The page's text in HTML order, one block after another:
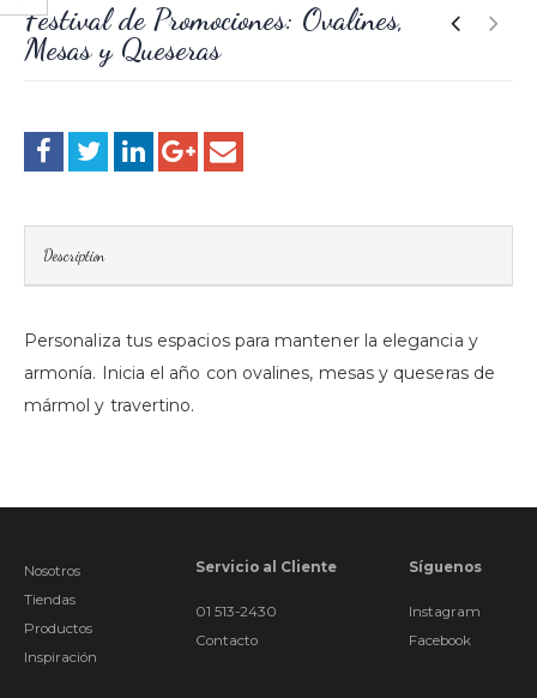
Festival de Promociones: Ovalines,
Mesas y Queseras
Description
Personaliza tus espacios para mantener la elegancia y
armonía. Inicia el año con ovalines, mesas y queseras de
mármol y travertino.
Nosotros
Tiendas
Productos
Inspiración
Servicio al Cliente
01 513-2430
Contacto
Síguenos
Instagram
Facebook